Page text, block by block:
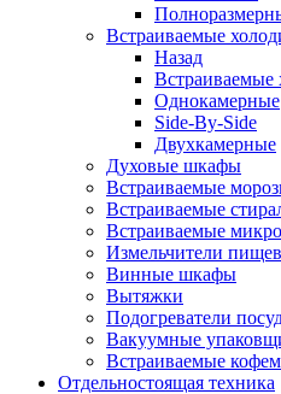
Встраиваемые
Назад
Встраиваемые
Однокамерные
Side-By-Side
Двухкамерные
Духовые шкафы
Встраиваемые
Встраиваемые
Встраиваемые
Измельчители
Винные шкафы
Вытяжки
Подогреватели
Вакуумные
Встраиваемые
Отдельностоящая техника